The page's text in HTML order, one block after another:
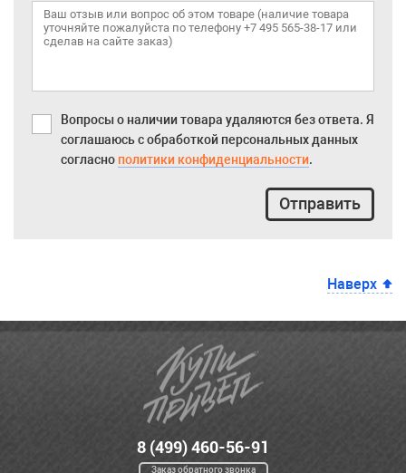
Вопросы о наличии товара удаляются без ответа. Я
соглашаюсь с обработкой персональных данных
согласно политики конфиденциальности.
Отправить
Наверх
8 (499) 460-56-91
Заказ обратного звонка